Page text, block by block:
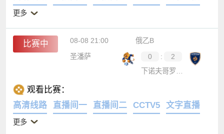
更多
比赛中 08-08 21:00
俄乙B
圣潘萨
0 :
2
观看比赛：
高清线路
直播间一 直播间二 CCTV5 文字直播
更多